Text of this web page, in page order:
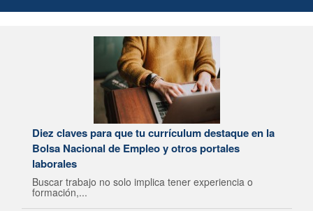
Diez claves para que tu currículum destaque en la
Bolsa Nacional de Empleo y otros portales
laborales
Buscar trabajo no solo implica tener experiencia o
formación,...